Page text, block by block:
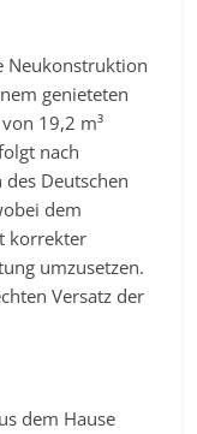
Neukonstruktion
genieteten
19,2 m³
nach
Deutschen
dem
korrekter
umzusetzen.
Versatz der
dem Hause